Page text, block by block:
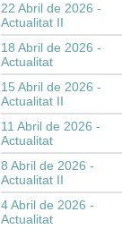
22 Abril de 2026 -
Actualitat II
18 Abril de 2026 -
Actualitat
15 Abril de 2026 -
Actualitat II
11 Abril de 2026 -
Actualitat
8 Abril de 2026 -
Actualitat II
4 Abril de 2026 -
Actualitat